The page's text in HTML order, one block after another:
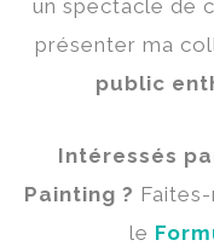
un spectacle de
présenter ma
public
Intéressés
Painting ?
le